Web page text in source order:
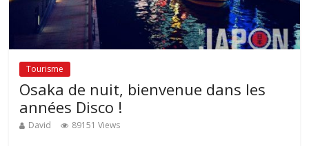
Tourisme
Osaka de nuit, bienvenue dans les
années Disco !
David 89151 Views